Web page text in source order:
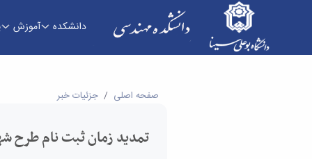
دانشکده آموزش
تمدید زمان ثبت نام طرح شهید وزوایی - دانشکده
صفحه اصلی جزئیات خبر
تمدید زمان ثبت نام طرح